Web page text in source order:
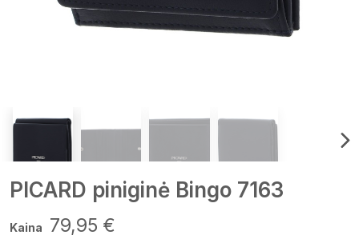
PICARD piniginė Bingo 7163
Kaina 79,95 €